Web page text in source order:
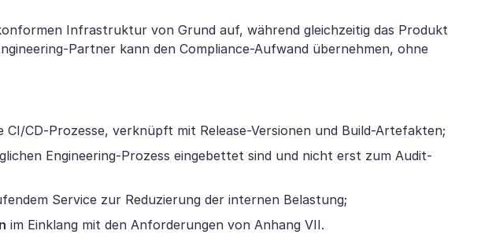
Infrastruktur von Grund auf, während gleichzeitig das Produkt
Partner kann den Compliance-Aufwand übernehmen, ohne
CI/CD-Prozesse, verknüpft mit Release-Versionen und Build-Artefakten;
Engineering-Prozess eingebettet sind und nicht erst zum Audit-
Service zur Reduzierung der internen Belastung;
im Einklang mit den Anforderungen von Anhang VII.